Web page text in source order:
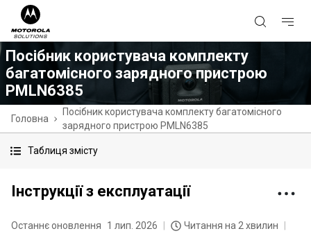
Посібник користувача комплекту
багатомісного зарядного пристрою
PMLN6385
Головна
Посібник користувача комплекту багатомісного
зарядного пристрою PMLN6385
Таблиця змісту
Інструкції з експлуатації
Останнє оновлення 1 лип. 2026
Читання на 2 хвилин